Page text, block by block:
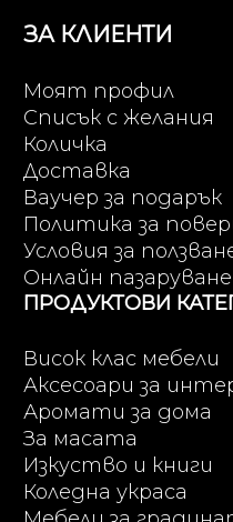
ЗА КЛИЕНТИ
Моят профил
Списък с желания
Количка
Доставка
Ваучер за подарък
Политика за
Условия за
Онлайн пазаруване
ПРОДУКТОВИ
Висок клас мебели
Аксесоари за
Аромати за дома
За масата
Изкуство и книги
Коледна украса